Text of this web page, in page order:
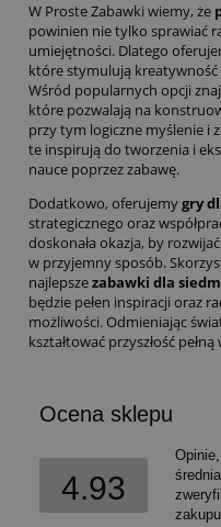
W Proste Zabawki wiemy, że
powinien nie tylko sprawiać
umiejętności. Dlatego
które stymulują
Wśród popularnych opcji
które pozwalają na
przy tym logiczne myślenie i
te inspirują do tworzenia i
nauce poprzez zabawę.
Dodatkowo, oferujemygry
strategicznego oraz
doskonała okazja, by
w przyjemny sposób.
najlepszezabawki dla
będzie pełen inspiracji oraz
możliwości. Odmieniając
kształtować przyszłość
Ocena sklepu
4.93